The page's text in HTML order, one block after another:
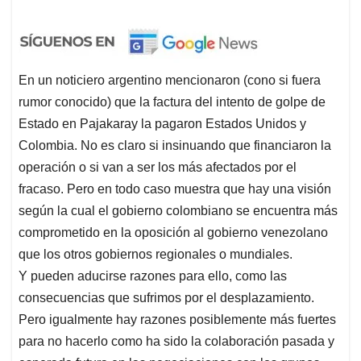
En un noticiero argentino mencionaron (cono si fuera
rumor conocido) que la factura del intento de golpe de
Estado en Pajakaray la pagaron Estados Unidos y
Colombia. No es claro si insinuando que financiaron la
operación o si van a ser los más afectados por el
fracaso. Pero en todo caso muestra que hay una visión
según la cual el gobierno colombiano se encuentra más
comprometido en la oposición al gobierno venezolano
que los otros gobiernos regionales o mundiales.
Y pueden aducirse razones para ello, como las
consecuencias que sufrimos por el desplazamiento.
Pero igualmente hay razones posiblemente más fuertes
para no hacerlo como ha sido la colaboración pasada y